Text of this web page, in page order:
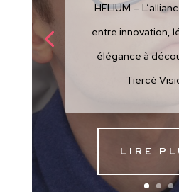
HELIUM —
entre innovation,
élégance à
Tiercé
LIRE